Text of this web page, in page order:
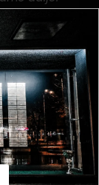
borbu za
redovne
sponzorima.
nastupe i
dok svi
saradnju sa
.
crvenim
se
je samoodrživ